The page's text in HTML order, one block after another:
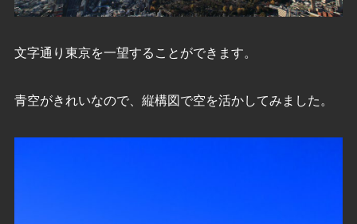
文字通り東京を一望することができます。
青空がきれいなので、縦構図で空を活かしてみました。